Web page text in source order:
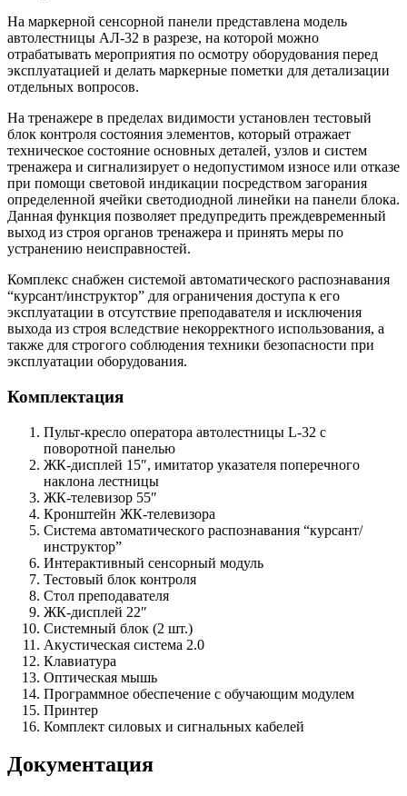
На маркерной сенсорной панели представлена модель
автолестницы АЛ-32 в разрезе, на которой можно
отрабатывать мероприятия по осмотру оборудования перед
эксплуатацией и делать маркерные пометки для детализации
отдельных вопросов.
На тренажере в пределах видимости установлен тестовый
блок контроля состояния элементов, который отражает
техническое состояние основных деталей, узлов и систем
тренажера и сигнализирует о недопустимом износе или отказе
при помощи световой индикации посредством загорания
определенной ячейки светодиодной линейки на панели блока.
Данная функция позволяет предупредить преждевременный
выход из строя органов тренажера и принять меры по
устранению неисправностей.
Комплекс снабжен системой автоматического распознавания
“курсант/инструктор” для ограничения доступа к его
эксплуатации в отсутствие преподавателя и исключения
выхода из строя вследствие некорректного использования, а
также для строгого соблюдения техники безопасности при
эксплуатации оборудования.
Комплектация
Пульт-кресло оператора автолестницы L-32 с
поворотной панелью
ЖК-дисплей 15″, имитатор указателя поперечного
наклона лестницы
ЖК-телевизор 55″
Кронштейн ЖК-телевизора
Система автоматического распознавания “курсант/
инструктор”
Интерактивный сенсорный модуль
Тестовый блок контроля
Стол преподавателя
ЖК-дисплей 22″
Системный блок (2 шт.)
Акустическая система 2.0
Клавиатура
Оптическая мышь
Программное обеспечение с обучающим модулем
Принтер
Комплект силовых и сигнальных кабелей
Документация